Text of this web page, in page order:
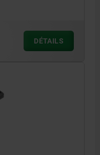
DÉTAILS